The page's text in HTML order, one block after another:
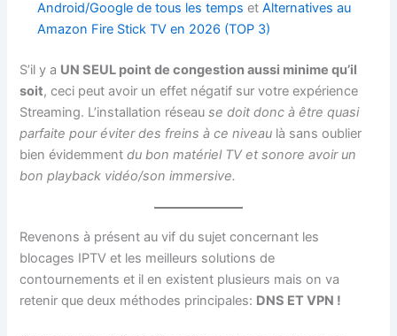
Android/Google de tous les temps etAlternatives au
Amazon Fire Stick TV en 2026 (TOP 3)
S’il y a UN SEUL point de congestion aussi minime qu’il
soit, ceci peut avoir un effet négatif sur votre expérience
Streaming. L’installation réseause doit donc à être quasi
parfaite pour éviter des freins à ce niveau là sans oublier
bien évidemmentdu bon matériel TV et sonore avoir un
bon playback vidéo/son immersive.
Revenons à présent au vif du sujet concernant les
blocages IPTV et les meilleurs solutions de
contournements et il en existent plusieurs mais on va
retenir que deux méthodes principales: DNS ET VPN !